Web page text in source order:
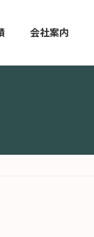
会社案内